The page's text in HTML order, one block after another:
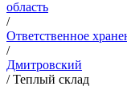
область
/
Ответственное
/
Дмитровский
/ Теплый склад